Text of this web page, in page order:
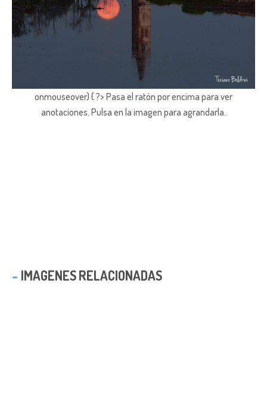
onmouseover) { ?> Pasa el ratón por encima para ver
anotaciones. Pulsa en la imagen para agrandarla.
IMAGENES RELACIONADAS